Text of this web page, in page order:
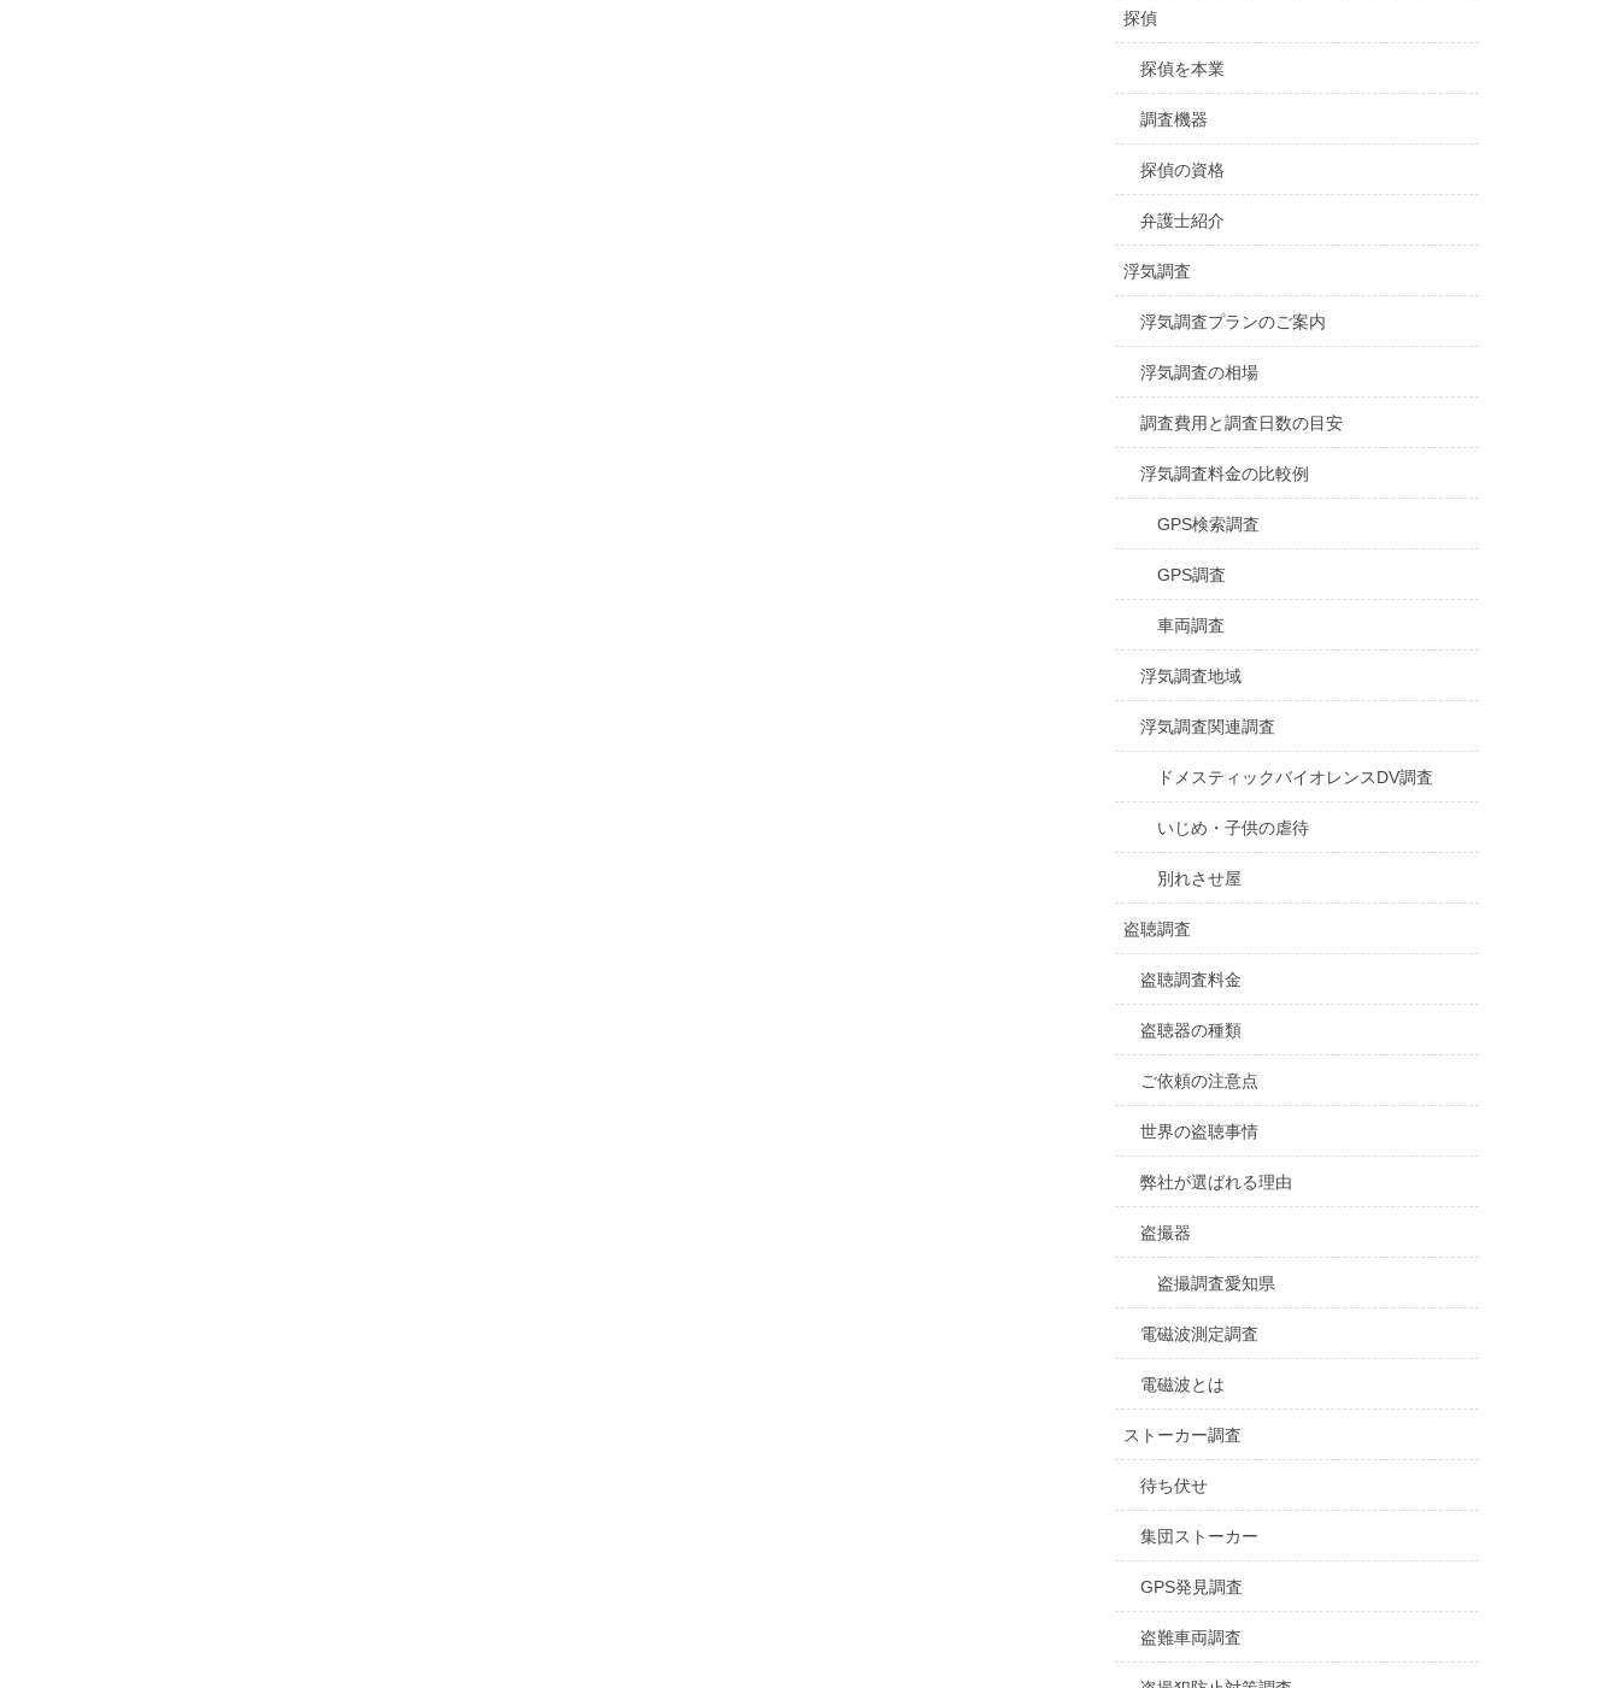
探偵
探偵を本業
調査機器
探偵の資格
弁護士紹介
浮気調査
浮気調査プランのご案内
浮気調査の相場
調査費用と調査日数の目安
浮気調査料金の比較例
GPS検索調査
GPS調査
車両調査
浮気調査地域
浮気調査関連調査
ドメスティックバイオレンスDV調査
いじめ・子供の虐待
別れさせ屋
盗聴調査
盗聴調査料金
盗聴器の種類
ご依頼の注意点
世界の盗聴事情
弊社が選ばれる理由
盗撮器
盗撮調査愛知県
電磁波測定調査
電磁波とは
ストーカー調査
待ち伏せ
集団ストーカー
GPS発見調査
盗難車両調査